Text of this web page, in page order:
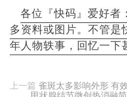
各位『快码』爱好者
多资料或图片。不管是
年人物轶事，回忆一下
由
上一篇 雀斑太多影响外形 有